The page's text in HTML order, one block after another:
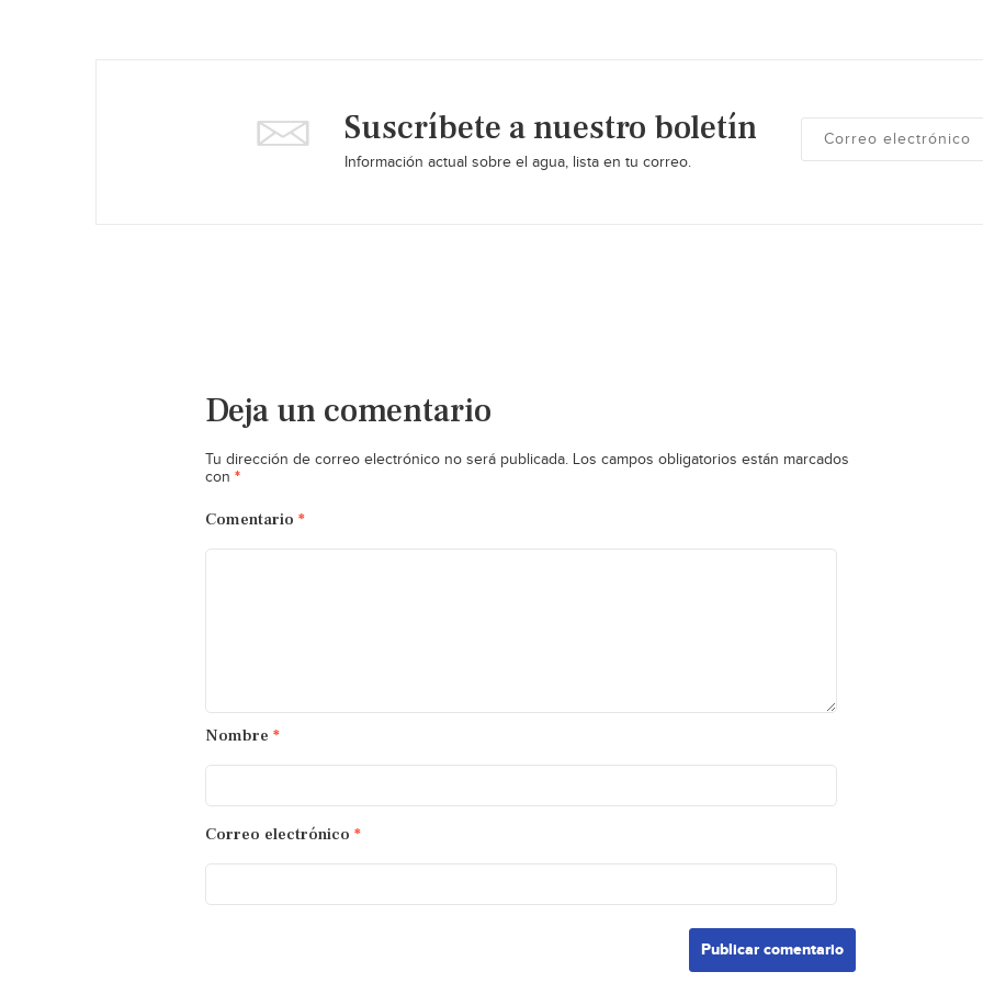
Suscríbete a nuestro boletín
Información actual sobre el agua, lista en tu correo.
Deja un comentario
Tu dirección de correo electrónico no será publicada. Los campos obligatorios están marcados
con *
Comentario *
Nombre *
Correo electrónico *